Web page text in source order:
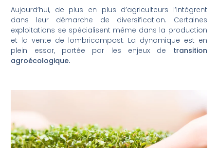
Aujourd’hui, de plus en plus d’agriculteurs l’intègrent
dans leur démarche de diversification. Certaines
exploitations se spécialisent même dans la production
et la vente de lombricompost. La dynamique est en
plein essor, portée par les enjeux de transition
agroécologique.